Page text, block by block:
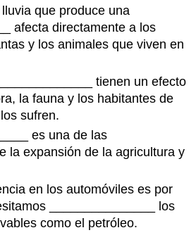
que produce una
afecta directamente a los
y los animales que viven en
tienen un efecto
la fauna y los habitantes de
sufren.
es una de las
la expansión de la agricultura y
en los automóviles es por
_______________ los
como el petróleo.